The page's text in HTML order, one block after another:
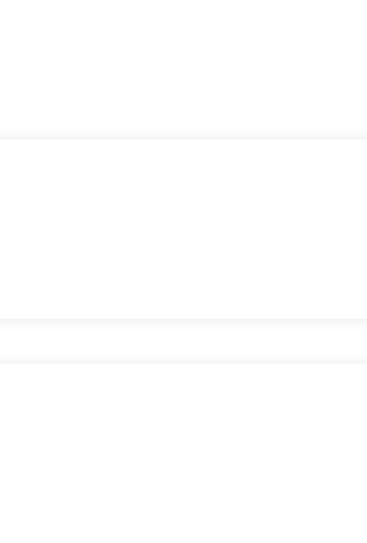
sans complications.
du marché.
des plateformes et des dApps.